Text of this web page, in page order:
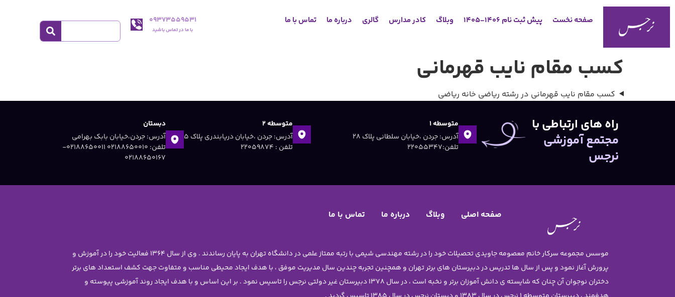
صفحه نخست پیش ثبت نام 1406-1405 وبلاگ کادر مدارس گالری درباره ما تماس با ما 09373559531
با ما در تماس باشید
کسب مقام نایب قهرمانی
کسب مقام نایب قهرمانی در رشته ریاضی خانه ریاضی
راه های ارتباطی با
مجتمع آموزشی
نرجس
متوسطه ۱
آدرس: جردن ،خیابان سلطانی پلاک ۲۸
تلفن:۲۲۰۵۵۳۴۷
متوسطه ۲
آدرس: جردن ،خیابان دریابندری پلاک 5
تلفن : ۲۲۰۵۹۸۷۴
دبستان
آدرس: جردن،خیابان بابک بهرامی
تلفن: 02188650010 ۰۲۱۸۸۶۵۰۰۱۱-
۰۲۱۸۸۶۵۰۱۶۷
صفحه اصلی وبلاگ درباره ما تماس با ما
موسس مجموعه سرکار خانم معصومه جاویدی تحصیلات خود را در رشته مهندسی شیمی با رتبه ممتاز علمی در دانشگاه تهران به پایان رساندند . وی از سال 1364 فعالیت خود را در آموزش و
پرورش آغاز نمود و پس از سال ها تدریس در دبیرستان های برتر تهران و همچنین تجربه چندین سال مدیریت موفق ، با هدف ایجاد محیطی مناسب و متفاوت جهت کشف استعداد های برتر
دختران نوجوان آن چنان که شایسته ی دانش آموزان برتر و نخبه است ، در سال 1378 دبیرستان غیر دولتی نرجس را تاسیس نمود . بر این اساس و با هدف ایجاد روند آموزشی پیوسته و